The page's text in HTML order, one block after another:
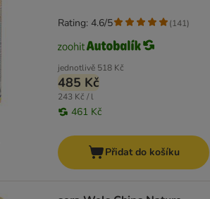
jednotlivě 518 Kč
485 Kč
243 Kč / l
461 Kč
Rating: 4.6/5 (141)
Přidat do košíku